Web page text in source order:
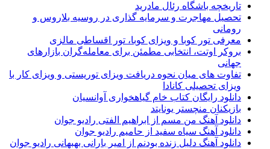
تاریخچه باشگاه رئال مادرید
تحصیل مهاجرت و سرمایه گذاری در روسیه بلاروس و
رومانی
معرفی تور کوبا و ویزای کوبا، تور اقساطی مالزی
بروکر اوتت، انتخابی مطمئن برای معامله‌گران بازارهای
جهانی
تفاوت های میان نحوه دریافت ویزای توریستی و ویزای کار با
ویزای تحصیلی کانادا
دانلود رایگان کتاب خام گیاهخواری آوانسیان
بازیکنان منچستر یونایتد
دانلود آهنگ من مسم از ابراهیم الفتی رادیو جوان
دانلود آهنگ سیاه سفید از حامیم رادیو جوان
دانلود آهنگ دلیل زنده بودنم از امیر بارانی بهبهانی رادیو جوان